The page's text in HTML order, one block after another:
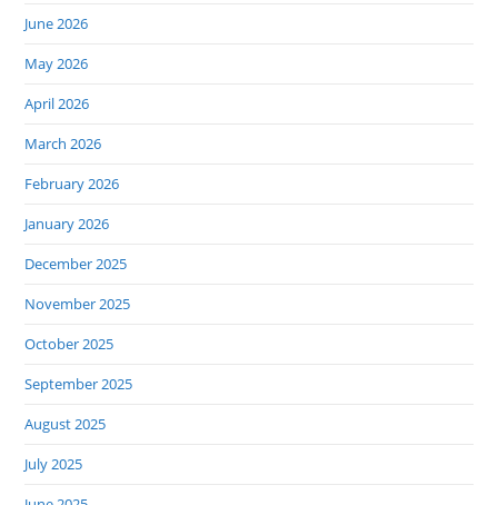
June 2026
May 2026
April 2026
March 2026
February 2026
January 2026
December 2025
November 2025
October 2025
September 2025
August 2025
July 2025